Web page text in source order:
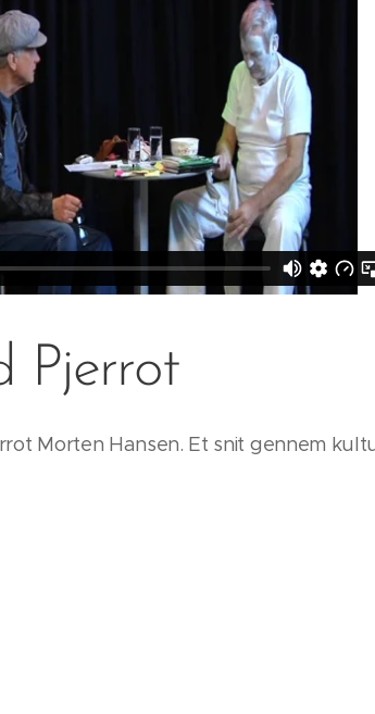
Pjerrot
Morten Hansen. Et snit gennem